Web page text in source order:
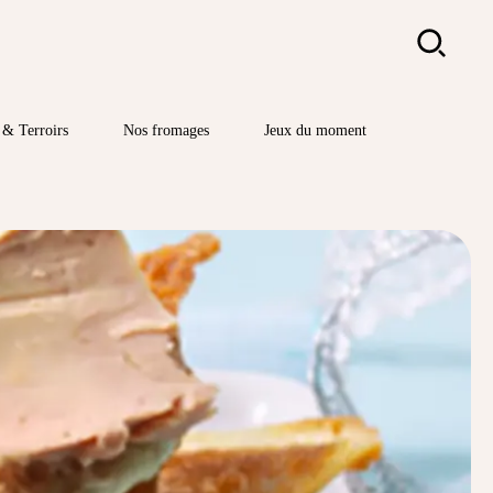
Rechercher
& Terroirs Nos fromages Jeux du moment